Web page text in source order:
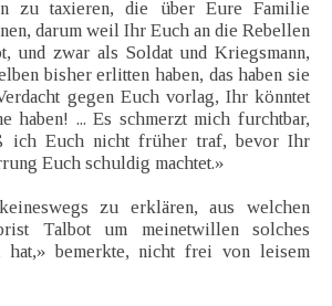
zu taxieren, die über Eure Familie
darum weil Ihr Euch an die Rebellen
und zwar als Soldat und Kriegsmann,
bisher erlitten haben, das haben sie
gegen Euch vorlag, Ihr könntet
haben! ... Es schmerzt mich furchtbar,
ich Euch nicht früher traf, bevor Ihr
Euch schuldig machtet.»
zu erklären, aus welchen
Talbot um meinetwillen solches
hat,» bemerkte, nicht frei von leisem